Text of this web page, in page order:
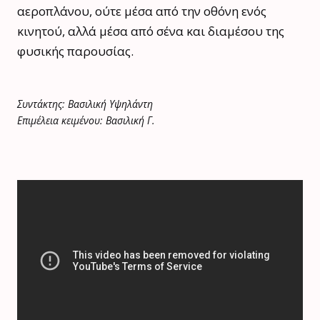
αεροπλάνου, ούτε μέσα από την οθόνη ενός
κινητού, αλλά μέσα από σένα και διαμέσου της
φυσικής παρουσίας.
Συντάκτης: Βασιλική Υψηλάντη
Επιμέλεια κειμένου: Βασιλική Γ.